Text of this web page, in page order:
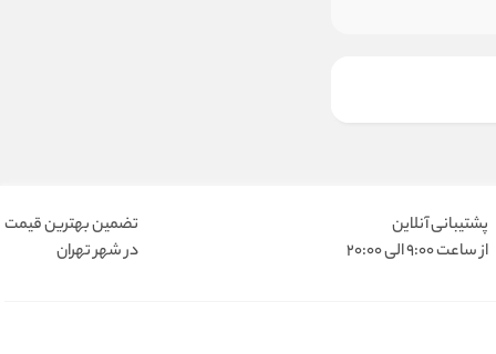
پشتیبانی آنلاین
از ساعت 9:00 الی 20:00
تضمین بهترین قیمت
در شهر تهران